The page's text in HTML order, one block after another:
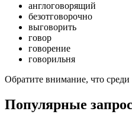
англоговорящий
безотговорочно
выговорить
говор
говорение
говорильня
Обратите внимание, что
Популярные